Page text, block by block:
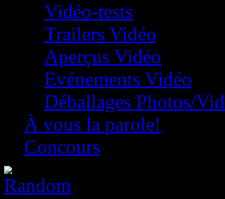
Vidéo-tests
Trailers Vidéo
Aperçus Vidéo
Evénements Vidéo
Déballages Photos/
À vous la parole!
Concours